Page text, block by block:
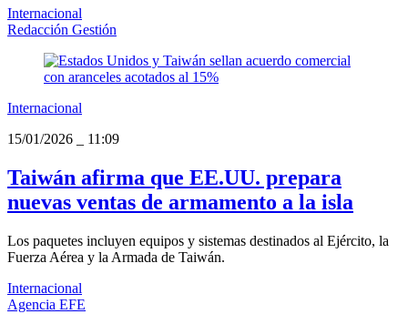
Internacional
Redacción Gestión
Internacional
15/01/2026
11:09
Taiwán afirma que EE.UU. prepara
nuevas ventas de armamento a la isla
Los paquetes incluyen equipos y sistemas destinados al Ejército, la
Fuerza Aérea y la Armada de Taiwán.
Internacional
Agencia EFE